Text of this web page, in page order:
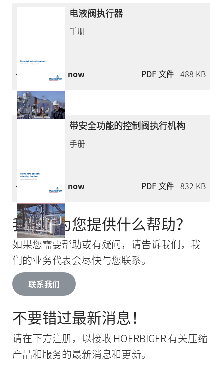
电液阀执行器
手册
Download now PDF 文件- 488 KB
带安全功能的控制阀执行机构
手册
Download now PDF 文件- 832 KB
我们能为您提供什么帮助？
如果您需要帮助或有疑问，请告诉我们，我
们的业务代表会尽快与您联系。
联系我们
不要错过最新消息！
请在下方注册，以接收 HOERBIGER 有关压缩
产品和服务的最新消息和更新。